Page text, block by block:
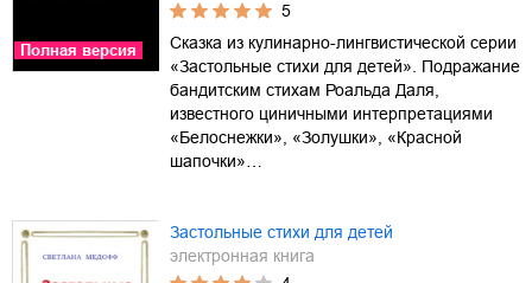
Полная версия
5
Сказка из кулинарно-лингвистической серии
«Застольные стихи для детей». Подражание
бандитским стихам Роальда Даля,
известного циничными интерпретациями
«Белоснежки», «Золушки», «Красной
шапочки»…
Застольные стихи для детей
электронная книга